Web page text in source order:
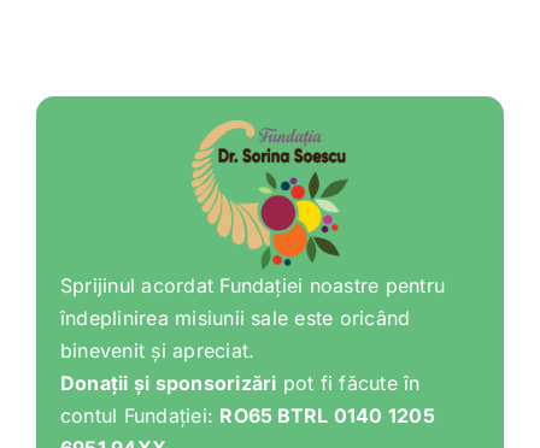
Sprijinul acordat Fundației noastre pentru
îndeplinirea misiunii sale este oricând
binevenit și apreciat.
Donații și sponsorizări pot fi făcute în
contul Fundației: RO65 BTRL 0140 1205